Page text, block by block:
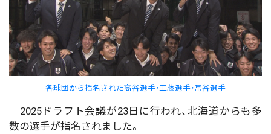
各球団から指名された高谷選手・工藤選手・常谷選手
2025ドラフト会議が23日に行われ、北海道からも多
数の選手が指名されました。